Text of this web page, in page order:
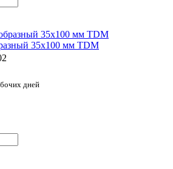
35х100 мм TDM
дней